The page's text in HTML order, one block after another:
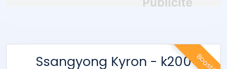
Boosté
Ssangyong Kyron - k200